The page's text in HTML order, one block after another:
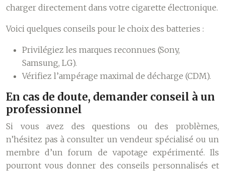
charger directement dans votre cigarette électronique.
Voici quelques conseils pour le choix des batteries :
Privilégiez les marques reconnues (Sony,
Samsung, LG).
Vérifiez l’ampérage maximal de décharge (CDM).
En cas de doute, demander conseil à un
professionnel
Si vous avez des questions ou des problèmes,
n’hésitez pas à consulter un vendeur spécialisé ou un
membre d’un forum de vapotage expérimenté. Ils
pourront vous donner des conseils personnalisés et